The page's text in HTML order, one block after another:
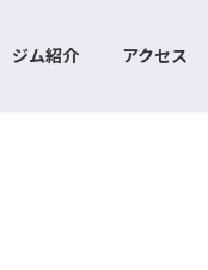
ジム紹介 アクセス